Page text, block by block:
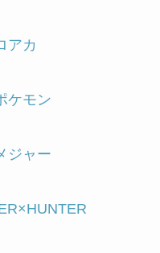
アカ
ケモン
ジャー